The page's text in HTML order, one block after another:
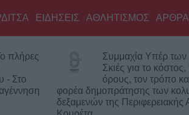
ΕΙΔΗΣΕΙΣ ΑΘΛΗΤΙΣΜΟΣ ΑΡΘΡΑ
τον
Υπό έλεγχο η φωτιά
δύσβατο σημείο
– Παραμένουν οι δυνάμεις στο